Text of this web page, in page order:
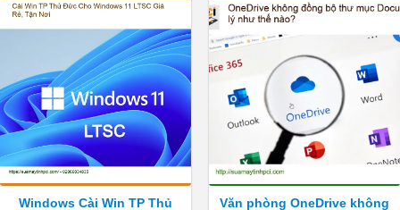
Windows Cài Win TP Thủ Văn phòng OneDrive không